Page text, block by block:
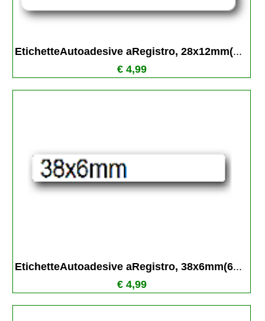
EtichetteAutoadesive aRegistro, 28x12mm(...
€ 4,99
EtichetteAutoadesive aRegistro, 38x6mm(6...
€ 4,99